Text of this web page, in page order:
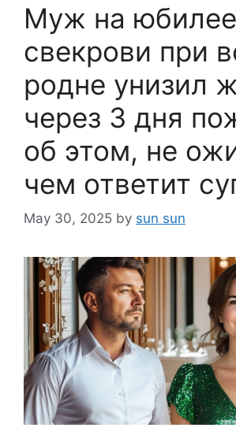
Муж на юбилее
свекрови при
родне унизил
через 3 дня
об этом, не
чем ответит
May 30, 2025 by sun sun